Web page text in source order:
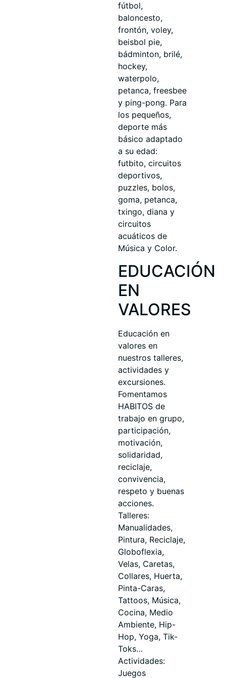
fútbol,
baloncesto,
frontón, voley,
beisbol pie,
bádminton, brilé,
hockey,
waterpolo,
petanca, freesbee
y ping-pong. Para
los pequeños,
deporte más
básico adaptado
a su edad:
futbito, circuitos
deportivos,
puzzles, bolos,
goma, petanca,
txingo, diana y
circuitos
acuáticos de
Música y Color.
EDUCACIÓN
EN
VALORES
Educación en
valores en
nuestros talleres,
actividades y
excursiones.
Fomentamos
HABITOS de
trabajo en grupo,
participación,
motivación,
solidaridad,
reciclaje,
convivencia,
respeto y buenas
acciones.
Talleres:
Manualidades,
Pintura, Reciclaje,
Globoflexia,
Velas, Caretas,
Collares, Huerta,
Pinta-Caras,
Tattoos, Música,
Cocina, Medio
Ambiente, Hip-
Hop, Yoga, Tik-
Toks…
Actividades:
Juegos